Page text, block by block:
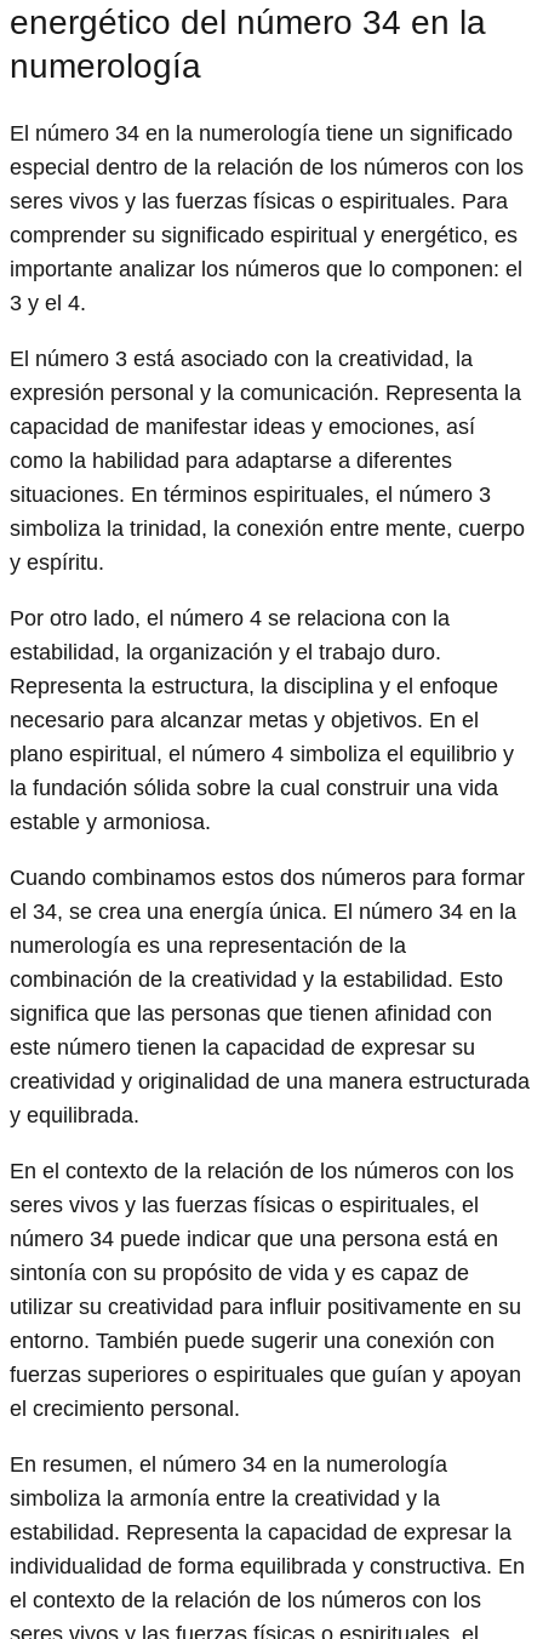
energético del número 34 en la
numerología
El número 34 en la numerología tiene un significado
especial dentro de la relación de los números con los
seres vivos y las fuerzas físicas o espirituales. Para
comprender su significado espiritual y energético, es
importante analizar los números que lo componen: el
3 y el 4.
El número 3 está asociado con la creatividad, la
expresión personal y la comunicación. Representa la
capacidad de manifestar ideas y emociones, así
como la habilidad para adaptarse a diferentes
situaciones. En términos espirituales, el número 3
simboliza la trinidad, la conexión entre mente, cuerpo
y espíritu.
Por otro lado, el número 4 se relaciona con la
estabilidad, la organización y el trabajo duro.
Representa la estructura, la disciplina y el enfoque
necesario para alcanzar metas y objetivos. En el
plano espiritual, el número 4 simboliza el equilibrio y
la fundación sólida sobre la cual construir una vida
estable y armoniosa.
Cuando combinamos estos dos números para formar
el 34, se crea una energía única. El número 34 en la
numerología es una representación de la
combinación de la creatividad y la estabilidad. Esto
significa que las personas que tienen afinidad con
este número tienen la capacidad de expresar su
creatividad y originalidad de una manera estructurada
y equilibrada.
En el contexto de la relación de los números con los
seres vivos y las fuerzas físicas o espirituales, el
número 34 puede indicar que una persona está en
sintonía con su propósito de vida y es capaz de
utilizar su creatividad para influir positivamente en su
entorno. También puede sugerir una conexión con
fuerzas superiores o espirituales que guían y apoyan
el crecimiento personal.
En resumen, el número 34 en la numerología
simboliza la armonía entre la creatividad y la
estabilidad. Representa la capacidad de expresar la
individualidad de forma equilibrada y constructiva. En
el contexto de la relación de los números con los